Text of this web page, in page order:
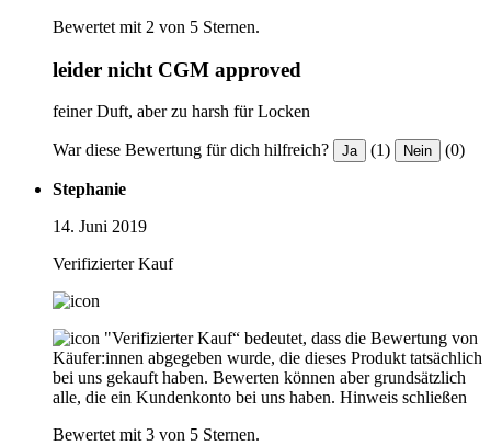
Bewertet mit 2 von 5 Sternen.
leider nicht CGM approved
feiner Duft, aber zu harsh für Locken
War diese Bewertung für dich hilfreich? Ja (1) Nein (0)
Stephanie
14. Juni 2019
Verifizierter Kauf
"Verifizierter Kauf“ bedeutet, dass die Bewertung von
Käufer:innen abgegeben wurde, die dieses Produkt tatsächlich
bei uns gekauft haben. Bewerten können aber grundsätzlich
alle, die ein Kundenkonto bei uns haben. Hinweis schließen
Bewertet mit 3 von 5 Sternen.